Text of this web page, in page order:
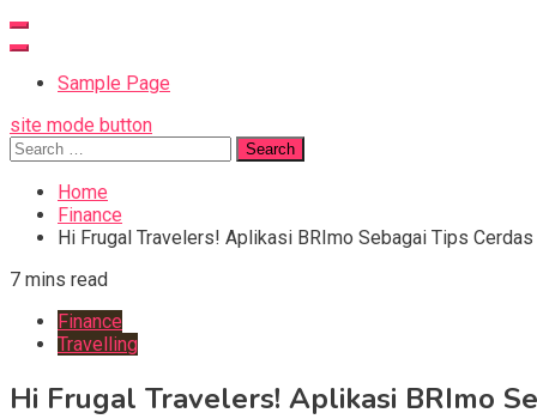
Sample Page
site mode button
Search
for:
Home
Finance
Hi Frugal Travelers! Aplikasi BRImo Sebagai Tips
7 mins read
Finance
Travelling
Hi Frugal Travelers! Aplikasi BRImo